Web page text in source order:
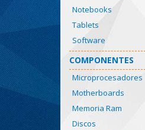
Notebooks
Tablets
Software
COMPONENTES
Microprocesadores
Motherboards
Memoria Ram
Discos